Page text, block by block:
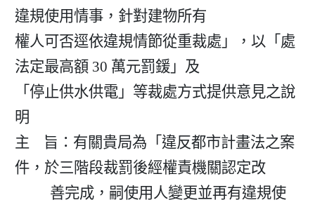
違規使用情事，針對建物所有
權人可否逕依違規情節從重裁處」，以「處
法定最高額 30 萬元罰鍰」及
「停止供水供電」等裁處方式提供意見之說
明
主    旨：有關貴局為「違反都市計畫法之案
件，於三階段裁罰後經權責機關認定改